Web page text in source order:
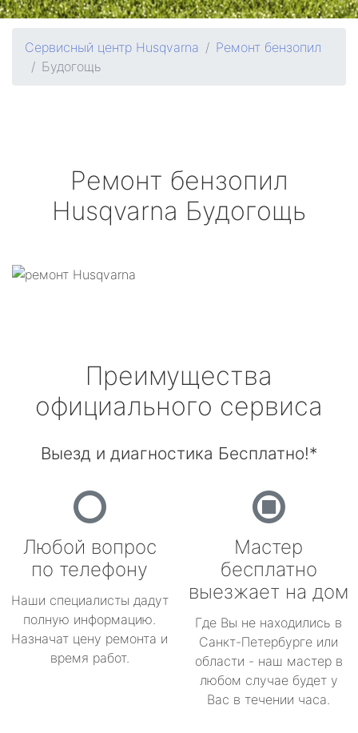
Сервисный центр Husqvarna
Ремонт бензопил
Будогощь
Ремонт бензопил
Husqvarna Будогощь
Преимущества
официального сервиса
Выезд и диагностика Бесплатно!*
Любой вопрос
по телефону
Наши специалисты дадут
полную информацию.
Назначат цену ремонта и
время работ.
Мастер
бесплатно
выезжает на дом
Где Вы не находились в
Санкт-Петербурге или
области - наш мастер в
любом случае будет у
Вас в течении часа.